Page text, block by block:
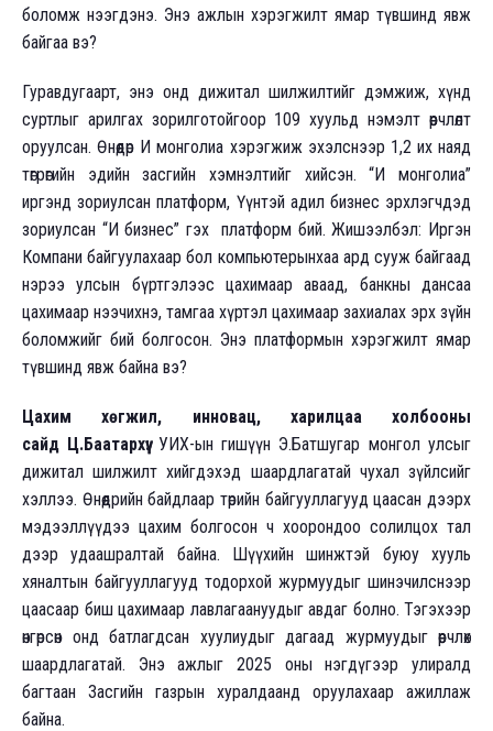
боломж нээгдэнэ. Энэ ажлын хэрэгжилт ямар түвшинд явж
байгаа вэ?
Гуравдугаарт, энэ онд дижитал шилжилтийг дэмжиж, хүнд
суртлыг арилгах зорилготойгоор 109 хуульд нэмэлт өөрчлөлт
оруулсан. Өнөөдөр И монголиа хэрэгжиж эхэлснээр 1,2 их наяд
төгрөгийн эдийн засгийн хэмнэлтийг хийсэн. “И монголиа”
иргэнд зориулсан платформ, Үүнтэй адил бизнес эрхлэгчдэд
зориулсан “И бизнес” гэх платформ бий. Жишээлбэл: Иргэн
Компани байгуулахаар бол компьютерынхаа ард сууж байгаад
нэрээ улсын бүртгэлээс цахимаар аваад, банкны дансаа
цахимаар нээчихнэ, тамгаа хүртэл цахимаар захиалах эрх зүйн
боломжийг бий болгосон. Энэ платформын хэрэгжилт ямар
түвшинд явж байна вэ?
Цахим хөгжил, инновац, харилцаа холбооны
сайд Ц.Баатархүү:УИХ-ын гишүүн Э.Батшугар монгол улсыг
дижитал шилжилт хийгдэхэд шаардлагатай чухал зүйлсийг
хэллээ. Өнөөдрийн байдлаар төрийн байгууллагууд цаасан дээрх
мэдээллүүдээ цахим болгосон ч хоорондоо солилцох тал
дээр удаашралтай байна. Шүүхийн шинжтэй буюу хууль
хяналтын байгууллагууд тодорхой журмуудыг шинэчилснээр
цаасаар биш цахимаар лавлагаануудыг авдаг болно. Тэгэхээр
өнгөрсөн онд батлагдсан хуулиудыг дагаад журмуудыг өөрчлөх
шаардлагатай. Энэ ажлыг 2025 оны нэгдүгээр улиралд
багтаан Засгийн газрын хуралдаанд оруулахаар ажиллаж
байна.